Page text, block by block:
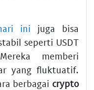
ini juga bisa
seperti USDT
memberi
yang fluktuatif.
berbagai crypto